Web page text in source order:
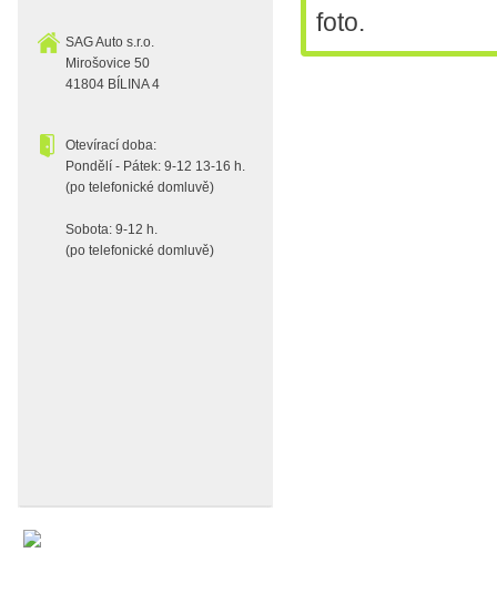
SAG Auto s.r.o.
Mirošovice 50
41804 BÍLINA 4
Otevírací doba:
Pondělí - Pátek: 9-12 13-16 h.
(po telefonické domluvě)
Sobota: 9-12 h.
(po telefonické domluvě)
foto.